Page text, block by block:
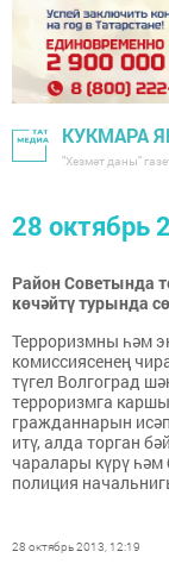
КУКМАРА
"Хезмәт даны"
28 октябрь
Район Советында
көчәйтү турында
Терроризмны һәм
комиссиясенең
түгел Волгоград
терроризмга
гражданнарын
итү, алда торган
чаралары күрү
полиция
28 октябрь 2013, 12:19